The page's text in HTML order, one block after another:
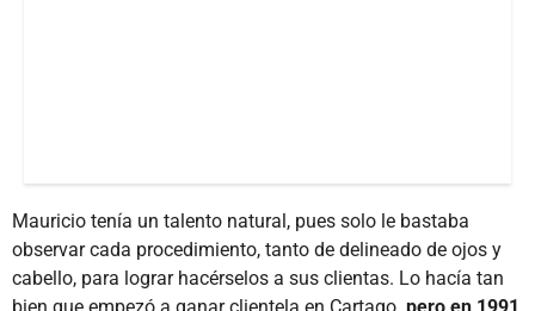
Mauricio tenía un talento natural, pues solo le bastaba
observar cada procedimiento, tanto de delineado de ojos y
cabello, para lograr hacérselos a sus clientas. Lo hacía tan
bien que empezó a ganar clientela en Cartago , pero en 1991